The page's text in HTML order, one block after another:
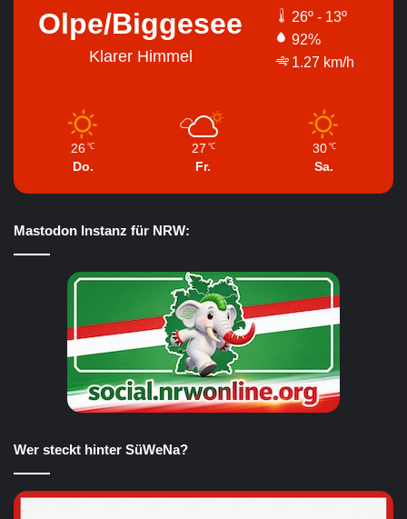
Olpe/Biggesee
Klarer Himmel
26º - 13º
92%
1.27 km/h
26 ℃
Do.
27 ℃
Fr.
30 ℃
Sa.
Mastodon Instanz für NRW:
Wer steckt hinter SüWeNa?